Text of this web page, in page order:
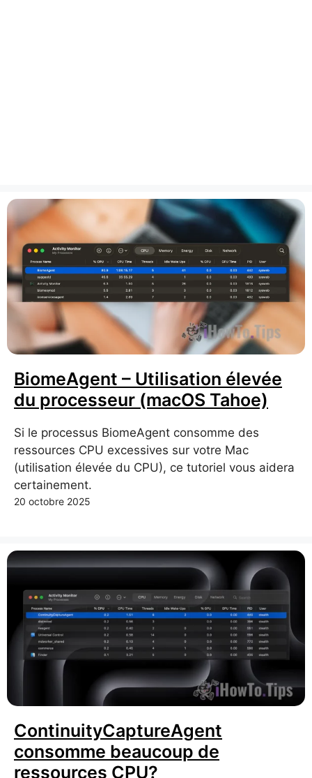
BiomeAgent – ​​Utilisation élevée
du processeur (macOS Tahoe)
Si le processus BiomeAgent consomme des
ressources CPU excessives sur votre Mac
(utilisation élevée du CPU), ce tutoriel vous aidera
certainement.
20 octobre 2025
ContinuityCaptureAgent
consomme beaucoup de
ressources CPU?